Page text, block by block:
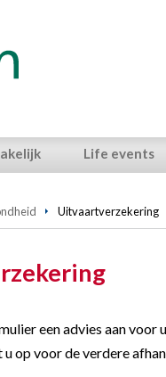
Life events
Uitvaartverzekering
een advies aan
op voor de verdere